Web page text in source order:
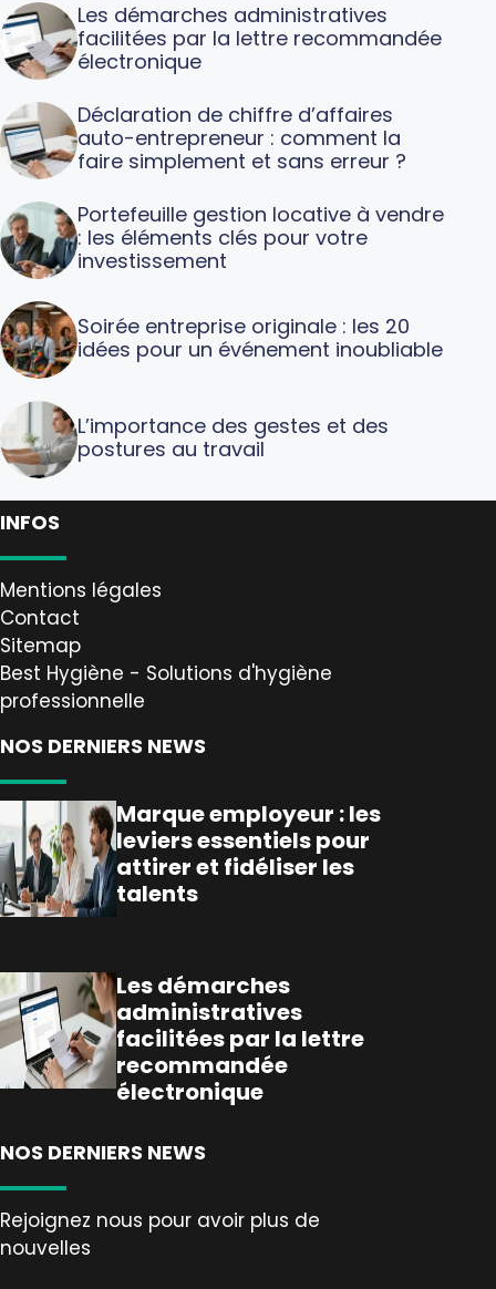
Les démarches administratives
facilitées par la lettre recommandée
électronique
Déclaration de chiffre d’affaires
auto-entrepreneur : comment la
faire simplement et sans erreur ?
Portefeuille gestion locative à vendre
: les éléments clés pour votre
investissement
Soirée entreprise originale : les 20
idées pour un événement inoubliable
L’importance des gestes et des
postures au travail
INFOS
Mentions légales
Contact
Sitemap
Best Hygiène - Solutions d'hygiène
professionnelle
NOS DERNIERS NEWS
Marque employeur : les
leviers essentiels pour
attirer et fidéliser les
talents
Les démarches
administratives
facilitées par la lettre
recommandée
électronique
NOS DERNIERS NEWS
Rejoignez nous pour avoir plus de
nouvelles